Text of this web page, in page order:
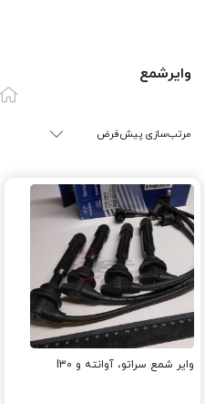
وایرشمع
وایر شمع سراتو، آوانته و I30